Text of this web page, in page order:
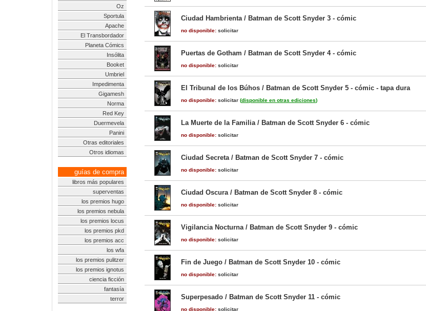
Oz
Sportula
Apache
El Transbordador
Planeta Cómics
Insólita
Booket
Umbriel
Impedimenta
Gigamesh
Norma
Red Key
Duermevela
Panini
Otras editoriales
Otros idiomas
guías de compra
libros más populares
superventas
los premios hugo
los premios nebula
los premios locus
los premios pkd
los premios acc
los wfa
los premios pulitzer
los premios ignotus
ciencia ficción
fantasía
terror
Ciudad Hambrienta / Batman de Scott Snyder 3 - cómic
no disponible: solicitar
Puertas de Gotham / Batman de Scott Snyder 4 - cómic
no disponible: solicitar
El Tribunal de los Búhos / Batman de Scott Snyder 5 - cómic - tapa dura
no disponible: solicitar (disponible en otras ediciones)
La Muerte de la Familia / Batman de Scott Snyder 6 - cómic
no disponible: solicitar
Ciudad Secreta / Batman de Scott Snyder 7 - cómic
no disponible: solicitar
Ciudad Oscura / Batman de Scott Snyder 8 - cómic
no disponible: solicitar
Vigilancia Nocturna / Batman de Scott Snyder 9 - cómic
no disponible: solicitar
Fin de Juego / Batman de Scott Snyder 10 - cómic
no disponible: solicitar
Superpesado / Batman de Scott Snyder 11 - cómic
no disponible: solicitar